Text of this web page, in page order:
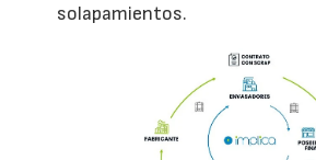
solapamientos.